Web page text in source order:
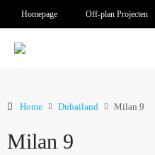
Homepage Off-plan Projecten
Home Dubailand Milan 9
Milan 9